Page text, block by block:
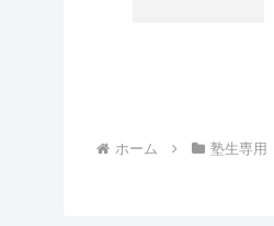
ホーム 塾生専用